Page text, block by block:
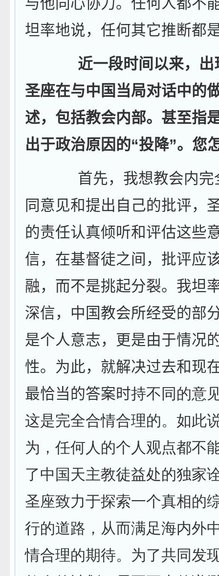
坦率地说，任何其它推断都
近一段时间以来，
圣座在与中国当局对话中的
述，包括教会内部。甚至指
出于政治原因的“投降”。您
首先，我想教会内
同意见和提出自己的批评，
的责任认真倾听和评估这些
信，在基督徒之间，批评应
融，而不是挑起分裂。我坦
深信，中国教会所经受的部
是个人意志，更是由于情况
性。为此，就解决过去和现
最恰当的答案时持不同的意
这是完全合情合理的。如此
为，任何人的个人观点都不
了中国天主教徒益处的独家
圣座致力于探索一个真相的
行的道路，从而满足海内外
情合理的期待。为了共同发